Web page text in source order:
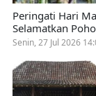
Peringati Hari
Selamatkan
Senin, 27 Jul 2026